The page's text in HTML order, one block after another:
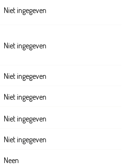
Niet ingegeven
Niet ingegeven
Niet ingegeven
Niet ingegeven
Niet ingegeven
Niet ingegeven
Neen